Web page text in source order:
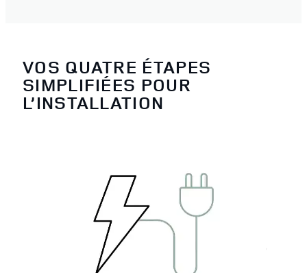
VOS QUATRE ÉTAPES
SIMPLIFIÉES POUR
L’INSTALLATION